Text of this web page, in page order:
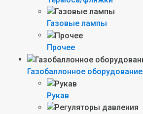
Газовые лампы
Прочее
Газобаллонное оборудование
Рукав